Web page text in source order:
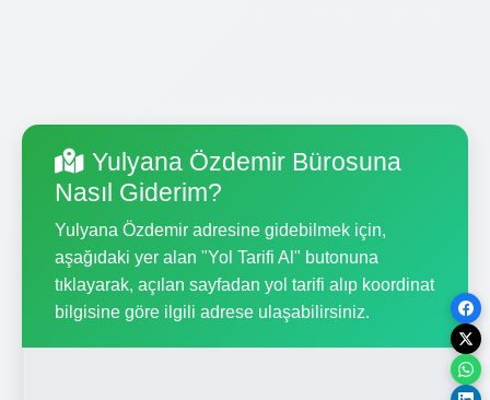
Yulyana Özdemir Bürosuna
Nasıl Giderim?
Yulyana Özdemir adresine gidebilmek için,
aşağıdaki yer alan "Yol Tarifi Al" butonuna
tıklayarak, açılan sayfadan yol tarifi alıp koordinat
bilgisine göre ilgili adrese ulaşabilirsiniz.